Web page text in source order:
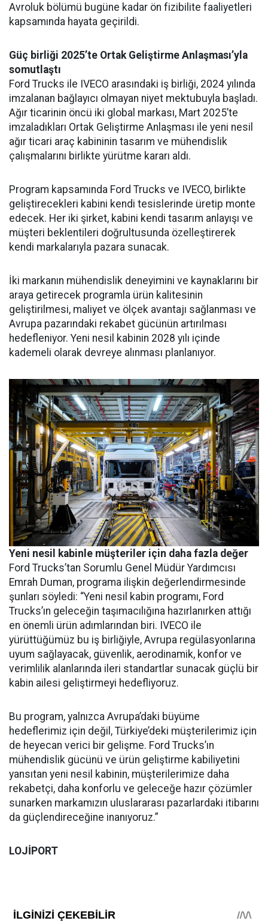
Avroluk bölümü bugüne kadar ön fizibilite faaliyetleri
kapsamında hayata geçirildi.
Güç birliği 2025’te Ortak Geliştirme Anlaşması’yla
somutlaştı
Ford Trucks ile IVECO arasındaki iş birliği, 2024 yılında
imzalanan bağlayıcı olmayan niyet mektubuyla başladı.
Ağır ticarinin öncü iki global markası, Mart 2025’te
imzaladıkları Ortak Geliştirme Anlaşması ile yeni nesil
ağır ticari araç kabininin tasarım ve mühendislik
çalışmalarını birlikte yürütme kararı aldı.
Program kapsamında Ford Trucks ve IVECO, birlikte
geliştirecekleri kabini kendi tesislerinde üretip monte
edecek. Her iki şirket, kabini kendi tasarım anlayışı ve
müşteri beklentileri doğrultusunda özelleştirerek
kendi markalarıyla pazara sunacak.
İki markanın mühendislik deneyimini ve kaynaklarını bir
araya getirecek programla ürün kalitesinin
geliştirilmesi, maliyet ve ölçek avantajı sağlanması ve
Avrupa pazarındaki rekabet gücünün artırılması
hedefleniyor. Yeni nesil kabinin 2028 yılı içinde
kademeli olarak devreye alınması planlanıyor.
Yeni nesil kabinle müşteriler için daha fazla değer
Ford Trucks’tan Sorumlu Genel Müdür Yardımcısı
Emrah Duman, programa ilişkin değerlendirmesinde
şunları söyledi: “Yeni nesil kabin programı, Ford
Trucks’ın geleceğin taşımacılığına hazırlanırken attığı
en önemli ürün adımlarından biri. IVECO ile
yürüttüğümüz bu iş birliğiyle, Avrupa regülasyonlarına
uyum sağlayacak, güvenlik, aerodinamik, konfor ve
verimlilik alanlarında ileri standartlar sunacak güçlü bir
kabin ailesi geliştirmeyi hedefliyoruz.
Bu program, yalnızca Avrupa’daki büyüme
hedeflerimiz için değil, Türkiye’deki müşterilerimiz için
de heyecan verici bir gelişme. Ford Trucks’ın
mühendislik gücünü ve ürün geliştirme kabiliyetini
yansıtan yeni nesil kabinin, müşterilerimize daha
rekabetçi, daha konforlu ve geleceğe hazır çözümler
sunarken markamızın uluslararası pazarlardaki itibarını
da güçlendireceğine inanıyoruz.”
LOJİPORT